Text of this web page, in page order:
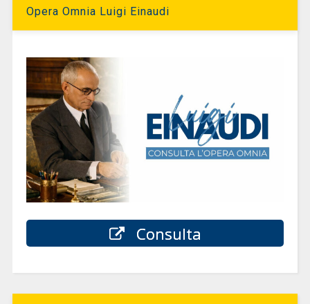
Opera Omnia Luigi Einaudi
Consulta